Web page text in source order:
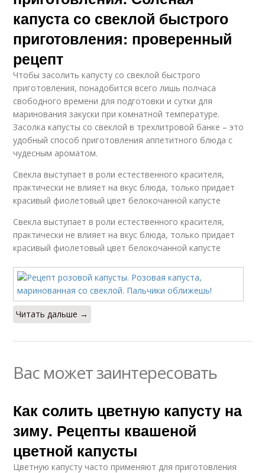
капуста со свеклой быстрого
приготовления: проверенный
рецепт
Чтобы засолить капусту со свеклой быстрого
приготовления, понадобится всего лишь полчаса
свободного времени для подготовки и сутки для
маринования закуски при комнатной температуре.
Засолка капусты со свеклой в трехлитровой банке – это
удобный способ приготовления аппетитного блюда с
чудесным ароматом.
Свекла выступает в роли естественного красителя,
практически не влияет на вкус блюда, только придает
красивый фиолетовый цвет белокочанной капусте
Свекла выступает в роли естественного красителя,
практически не влияет на вкус блюда, только придает
красивый фиолетовый цвет белокочанной капусте
Читать дальше →
Вас может заинтересовать
Как солить цветную капусту на
зиму. Рецепты квашеной
цветной капусты
Цветную капусту часто применяют для приготовления